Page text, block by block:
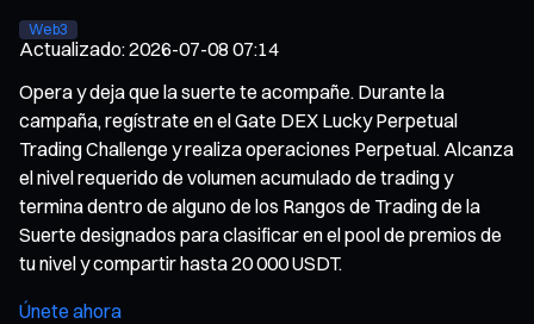
Web3
Actualizado:2026-07-08 07:14
Opera y deja que la suerte te acompañe. Durante la
campaña, regístrate en el Gate DEX Lucky Perpetual
Trading Challenge y realiza operaciones Perpetual. Alcanza
el nivel requerido de volumen acumulado de trading y
termina dentro de alguno de los Rangos de Trading de la
Suerte designados para clasificar en el pool de premios de
tu nivel y compartir hasta 20 000 USDT.
Únete ahora